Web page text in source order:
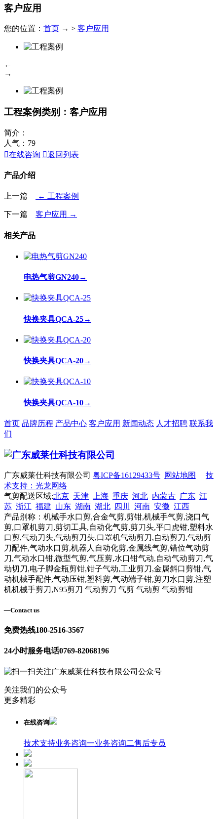
客户应用
您的位置： 首页 → > 客户应用
←
→
工程案例类别：客户应用
简介：
人气： 79
在线咨询 返回列表
产品介绍
上一篇 ← 工程案例
下一篇 客户应用 →
相关产品
电热气剪GN240→
快换夹具QCA-25→
快换夹具QCA-20→
快换夹具QCA-10→
首页 品牌历程 产品中心 客户应用 新闻动态 人才招聘 联系我
们
广东威莱仕科技有限公司 粤ICP备16129433号 网站地图
技
术支持：光龙网络
气剪配送区域:北京 天津 上海 重庆 河北 内蒙古 广东 江
苏 浙江 福建 山东 湖南 湖北 四川 河南 安徽 江西
产品别称：机械手水口剪,合金气剪,剪钳,机械手气剪,浇口气
剪,口罩机剪刀,剪切工具,自动化气剪,剪刀头,平口虎钳,塑料水
口剪,气动刀头,气动剪刀头,口罩机气动剪刀,自动剪刀,气动剪
刀配件,气动水口剪,机器人自动化剪,金属线气剪,错位气动剪
刀,气动水口钳,微型气剪,气压剪,水口钳气动,自动气动剪刀,气
动切刀,电子脚金瓶剪钳,钳子气动,工业剪刀,金属斜口剪钳,气
动机械手配件,气动压钳,塑料剪,气动端子钳,剪刀水口剪,注塑
机机械手剪刀,N95剪刀 气动剪刀 气剪 气动剪 气动剪钳
—Contact us
免费热线180-2516-3567
24小时服务电话0769-82068196
关注我们的公众号
更多精彩
在线咨询
技术支持业务咨询一业务咨询二售后专员